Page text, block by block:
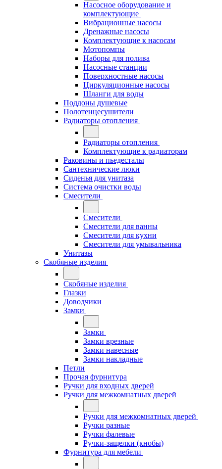
Насосное оборудование и
комплектующие
Вибрационные насосы
Дренажные насосы
Комплектующие к насосам
Мотопомпы
Наборы для полива
Насосные станции
Поверхностные насосы
Циркуляционные насосы
Шланги для воды
Поддоны душевые
Полотенцесушители
Радиаторы отопления
Радиаторы отопления
Комплектующие к радиаторам
Раковины и пьедесталы
Сантехнические люки
Сиденья для унитаза
Система очистки воды
Смесители
Смесители
Смесители для ванны
Смесители для кухни
Смесители для умывальника
Унитазы
Скобяные изделия
Скобяные изделия
Глазки
Доводчики
Замки
Замки
Замки врезные
Замки навесные
Замки накладные
Петли
Прочая фурнитура
Ручки для входных дверей
Ручки для межкомнатных дверей
Ручки для межкомнатных дверей
Ручки разные
Ручки фалевые
Ручки-защелки (кнобы)
Фурнитура для мебели